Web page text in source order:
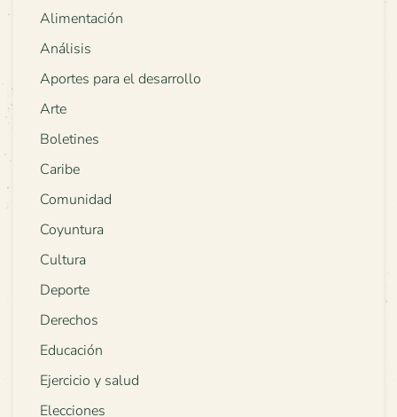
Alimentación
Análisis
Aportes para el desarrollo
Arte
Boletines
Caribe
Comunidad
Coyuntura
Cultura
Deporte
Derechos
Educación
Ejercicio y salud
Elecciones